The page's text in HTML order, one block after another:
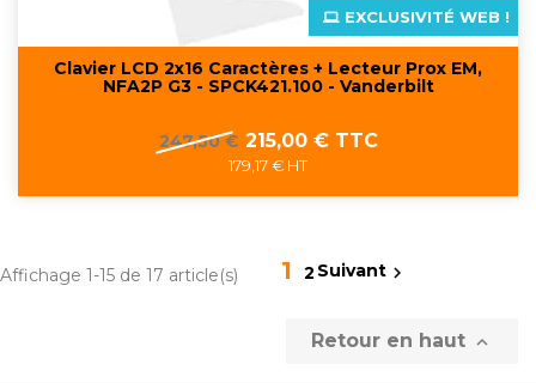
Clavier LCD 2x16 Caractères + Lecteur Prox EM,
NFA2P G3 - SPCK421.100 - Vanderbilt
Prix
247,50 € Prix
215,00 € TTC
179,17 € HT
EXCLUSIVITÉ WEB !
Affichage 1-15 de 17 article(s) 1 2 Suivant 
Retour en haut 